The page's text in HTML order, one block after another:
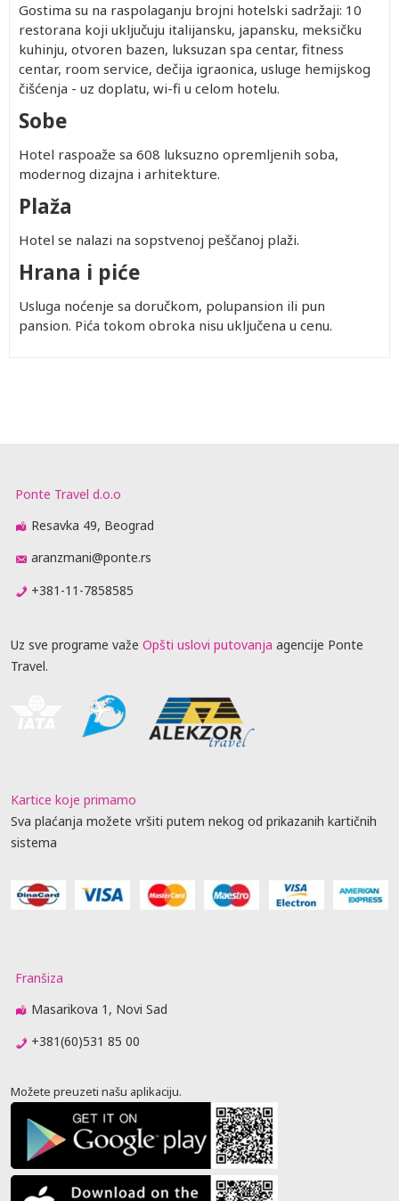
Gostima su na raspolaganju brojni hotelski sadržaji: 10
restorana koji uključuju italijansku, japansku, meksičku
kuhinju, otvoren bazen, luksuzan spa centar, fitness
centar, room service, dečija igraonica, usluge hemijskog
čišćenja - uz doplatu, wi-fi u celom hotelu.
Sobe
Hotel raspoaže sa 608 luksuzno opremljenih soba,
modernog dizajna i arhitekture.
Plaža
Hotel se nalazi na sopstvenoj peščanoj plaži.
Hrana i piće
Usluga noćenje sa doručkom, polupansion ili pun
pansion. Pića tokom obroka nisu uključena u cenu.
Ponte Travel d.o.o
Resavka 49, Beograd
aranzmani@ponte.rs
+381-11-7858585
Uz sve programe važe Opšti uslovi putovanja agencije Ponte
Travel.
Kartice koje primamo
Sva plaćanja možete vršiti putem nekog od prikazanih kartičnih
sistema
Franšiza
Masarikova 1, Novi Sad
+381(60)531 85 00
Možete preuzeti našu aplikaciju.